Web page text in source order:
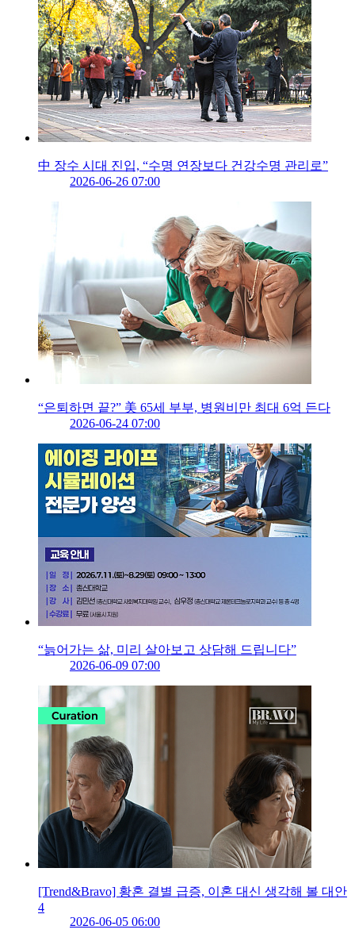
中 장수 시대 진입, “수명 연장보다 건강수명 관리로”
2026-06-26 07:00
“은퇴하면 끝?” 美 65세 부부, 병원비만 최대 6억 든다
2026-06-24 07:00
“늙어가는 삶, 미리 살아보고 상담해 드립니다”
2026-06-09 07:00
[Trend&Bravo] 황혼 결별 급증, 이혼 대신 생각해 볼 대안
4
2026-06-05 06:00